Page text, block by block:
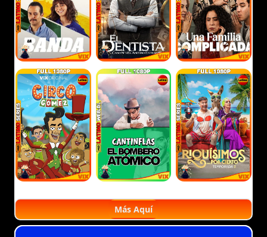
Más Aquí